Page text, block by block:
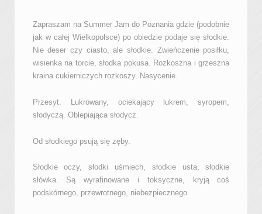
Zapraszam na Summer Jam do Poznania gdzie (podobnie
jak w całej Wielkopolsce) po obiedzie podaje się słodkie.
Nie deser czy ciasto, ale słodkie. Zwieńczenie posiłku,
wisienka na torcie, słodka pokusa. Rozkoszna i grzeszna
kraina cukierniczych rozkoszy. Nasycenie.
Przesyt. Lukrowany, ociekający lukrem, syropem,
słodyczą. Oblepiająca słodycz.
Od słodkiego psują się zęby.
Słodkie oczy, słodki uśmiech, słodkie usta, słodkie
słówka. Są wyrafinowane i toksyczne, kryją coś
podskórnego, przewrotnego, niebezpiecznego.